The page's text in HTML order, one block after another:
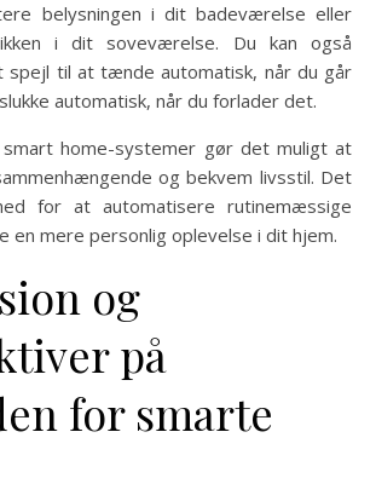
belysningen i dit badeværelse eller
i dit soveværelse. Du kan også
spejl til at tænde automatisk, når du går
automatisk, når du forlader det.
home-systemer gør det muligt at
og bekvem livsstil. Det
for at automatisere rutinemæssige
en mere personlig oplevelse i dit hjem.
og
på
for smarte